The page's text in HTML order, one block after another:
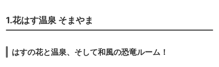
1.花はす温泉 そまやま
はすの花と温泉、そして和風の恐竜ルーム！